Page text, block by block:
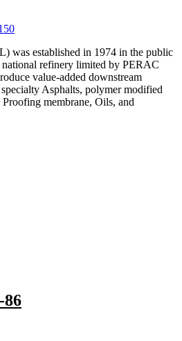
was established in 1974 in the public
refinery limited by PERAC
value-added downstream
Asphalts, polymer modified
membrane, Oils, and
86